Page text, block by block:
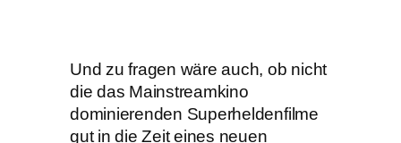
Und zu fragen wäre auch, ob nicht
die das Mainstreamkino
dominierenden Superheldenfilme
gut in die Zeit eines neuen